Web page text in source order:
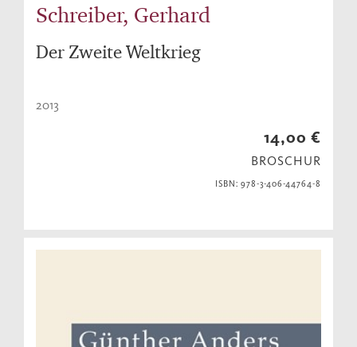
Schreiber, Gerhard
Der Zweite Weltkrieg
2013
14,00 €
BROSCHUR
ISBN: 978-3-406-44764-8